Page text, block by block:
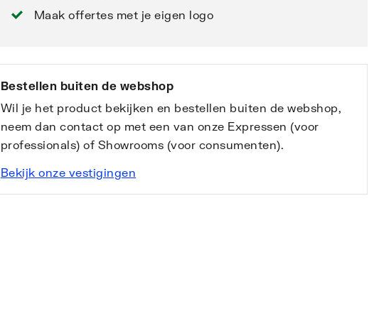
Maak offertes met je eigen logo
Bestellen buiten de webshop
Wil je het product bekijken en bestellen buiten de webshop,
neem dan contact op met een van onze Expressen (voor
professionals) of Showrooms (voor consumenten).
Bekijk onze vestigingen